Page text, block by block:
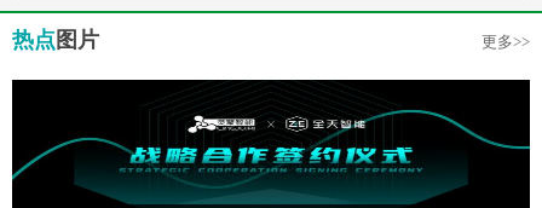
热点 图片 更多>>